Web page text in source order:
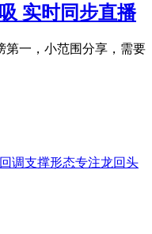
实时同步直播
第一，小范围分享，需要